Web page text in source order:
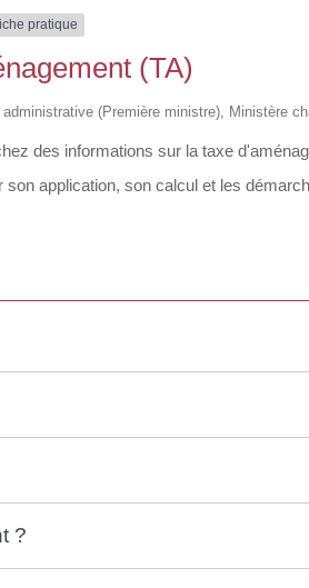
pratique
(TA)
(Première ministre), Ministère
des informations sur la taxe
application, son calcul et les
?